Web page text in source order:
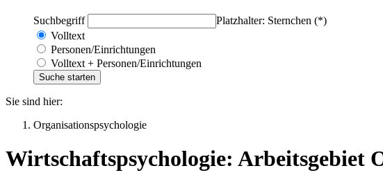
Suchbegriff
Platzhalter: Sternchen (*)
Volltext
Personen/Einrichtungen
Volltext + Personen/Einrichtungen
Sie sind hier:
Organisationspsychologie
Wirtschaftspsychologie: Arbeitsgebiet